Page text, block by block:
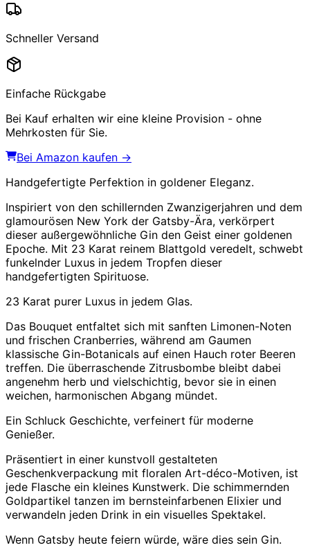
Schneller Versand
Einfache Rückgabe
Bei Kauf erhalten wir eine kleine Provision - ohne
Mehrkosten für Sie.
Bei Amazon kaufen →
Handgefertigte Perfektion in goldener Eleganz.
Inspiriert von den schillernden Zwanzigerjahren und dem
glamourösen New York der Gatsby-Ära, verkörpert
dieser außergewöhnliche Gin den Geist einer goldenen
Epoche. Mit 23 Karat reinem Blattgold veredelt, schwebt
funkelnder Luxus in jedem Tropfen dieser
handgefertigten Spirituose.
23 Karat purer Luxus in jedem Glas.
Das Bouquet entfaltet sich mit sanften Limonen-Noten
und frischen Cranberries, während am Gaumen
klassische Gin-Botanicals auf einen Hauch roter Beeren
treffen. Die überraschende Zitrusbombe bleibt dabei
angenehm herb und vielschichtig, bevor sie in einen
weichen, harmonischen Abgang mündet.
Ein Schluck Geschichte, verfeinert für moderne
Genießer.
Präsentiert in einer kunstvoll gestalteten
Geschenkverpackung mit floralen Art-déco-Motiven, ist
jede Flasche ein kleines Kunstwerk. Die schimmernden
Goldpartikel tanzen im bernsteinfarbenen Elixier und
verwandeln jeden Drink in ein visuelles Spektakel.
Wenn Gatsby heute feiern würde, wäre dies sein Gin.